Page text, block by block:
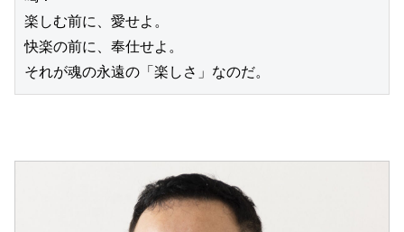
楽しむ前に、愛せよ。
快楽の前に、奉仕せよ。
それが魂の永遠の「楽しさ」なのだ。